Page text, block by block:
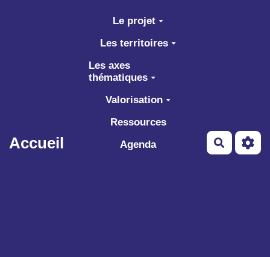
Aller au contenu principal
Accueil
Le projet
Les territoires
Les axes
thématiques
Valorisation
Ressources
Agenda